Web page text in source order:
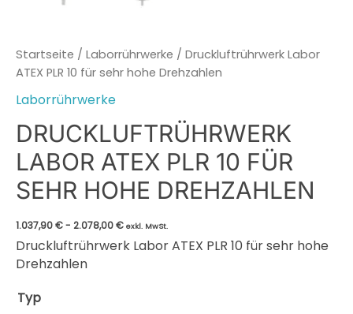
Startseite / Laborrührwerke / Druckluftrührwerk Labor
ATEX PLR 10 für sehr hohe Drehzahlen
Laborrührwerke
DRUCKLUFTRÜHRWERK
LABOR ATEX PLR 10 FÜR
SEHR HOHE DREHZAHLEN
1.037,90€- 2.078,00€ exkl. MwSt.
Druckluftrührwerk Labor ATEX PLR 10 für sehr hohe
Drehzahlen
Typ